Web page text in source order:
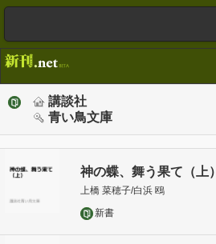
講談社
青い鳥文庫
神の蝶、舞う果て（上）
上橋 菜穂子/白浜 鴎
新書